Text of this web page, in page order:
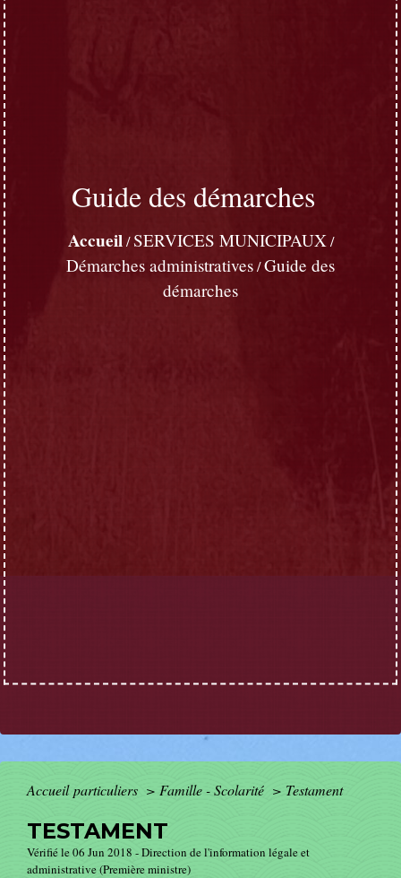
Guide des démarches
Accueil /SERVICES MUNICIPAUX/
Démarches administratives/Guide des
démarches
Accueil particuliers > Famille - Scolarité > Testament
TESTAMENT
Vérifié le 06 Jun 2018 - Direction de l'information légale et
administrative (Première ministre)